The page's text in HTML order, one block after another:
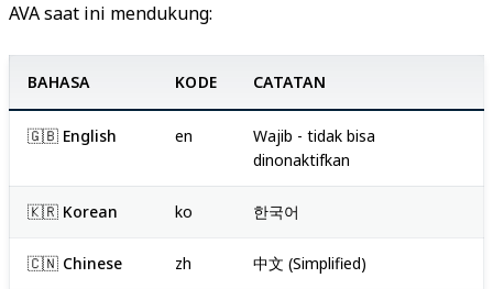
AVA saat ini mendukung:
BAHASA KODE CATATAN
🇬🇧 English en
Wajib - tidak bisa
dinonaktifkan
🇰🇷 Korean ko 한국어
🇨🇳 Chinese zh 中文 (Simplified)